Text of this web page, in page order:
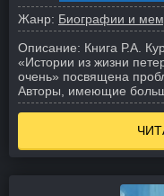
Жанр: Биографии и
Описание: Книга Р.А.
«Истории из жизни
очень» посвящена
Авторы, имеющие